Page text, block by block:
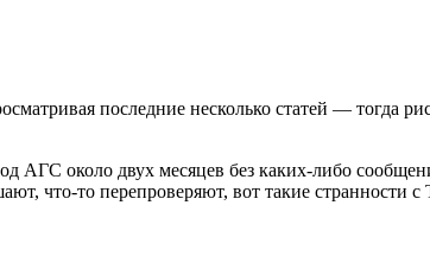
последние несколько статей — тогда
около двух месяцев без каких-либо
что-то перепроверяют, вот такие странности